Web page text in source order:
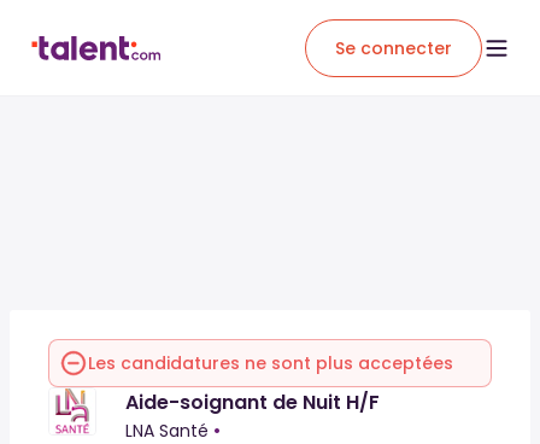
Se connecter
Les candidatures ne sont plus acceptées
Aide-soignant de Nuit H/F
LNA Santé •